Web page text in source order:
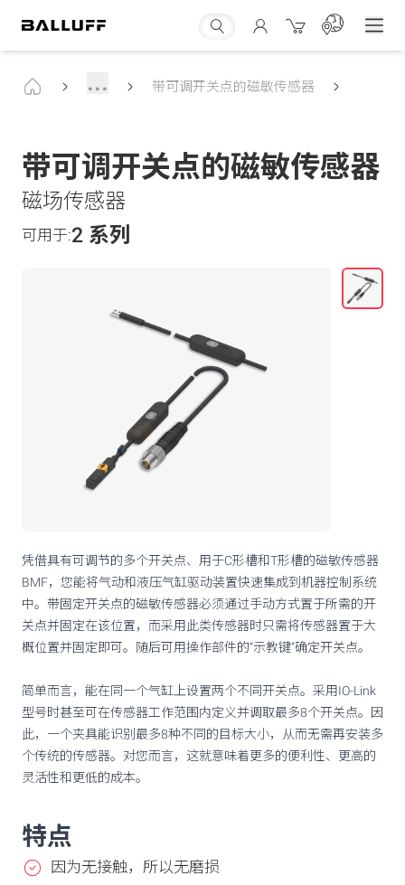
... 带可调开关点的磁敏传感器
带可调开关点的磁敏传感器
磁场传感器
可用于:2 系列
凭借具有可调节的多个开关点、用于C形槽和T形槽的磁敏传感器
BMF，您能将气动和液压气缸驱动装置快速集成到机器控制系统
中。带固定开关点的磁敏传感器必须通过手动方式置于所需的开
关点并固定在该位置，而采用此类传感器时只需将传感器置于大
概位置并固定即可。随后可用操作部件的“示教键”确定开关点。
简单而言，能在同一个气缸上设置两个不同开关点。采用IO-Link
型号时甚至可在传感器工作范围内定义并调取最多8个开关点。因
此，一个夹具能识别最多8种不同的目标大小，从而无需再安装多
个传统的传感器。对您而言，这就意味着更多的便利性、更高的
灵活性和更低的成本。
特点
因为无接触，所以无磨损